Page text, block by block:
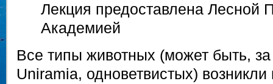
Лекция предоставлена Лесной
Академией
Все типы животных (может быть,
Uniramia, одноветвистых)